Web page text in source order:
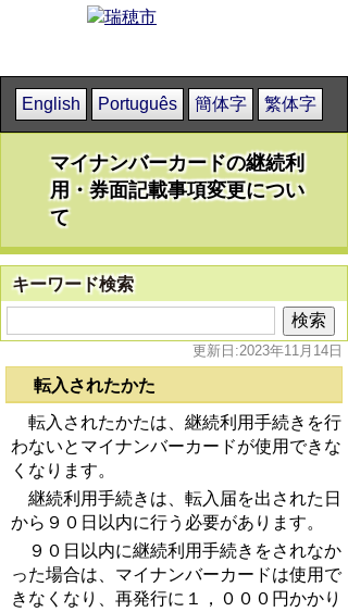
English Português 簡体字 繁体字
マイナンバーカードの継続利
用・券面記載事項変更につい
て
キーワード検索
更新日:2023年11月14日
転入されたかた
転入されたかたは、継続利用手続きを行
わないとマイナンバーカードが使用できな
くなります。
継続利用手続きは、転入届を出された日
から９０日以内に行う必要があります。
９０日以内に継続利用手続きをされなか
った場合は、マイナンバーカードは使用で
きなくなり、再発行に１，０００円かかり